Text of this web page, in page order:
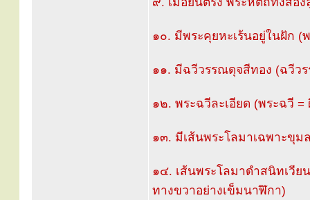
๑๐. มีพระคุยหะเร้นอยู่ในฝัก (
๑๑. มีฉวีวรรณดุจสีทอง (ฉวีว
๑๒. พระฉวีละเอียด (พระฉวี =
๑๓. มีเส้นพระโลมาเฉพาะขุม
๑๔. เส้นพระโลมาดำสนิทเวี
ทางขวาอย่างเข็มนาฬิกา)